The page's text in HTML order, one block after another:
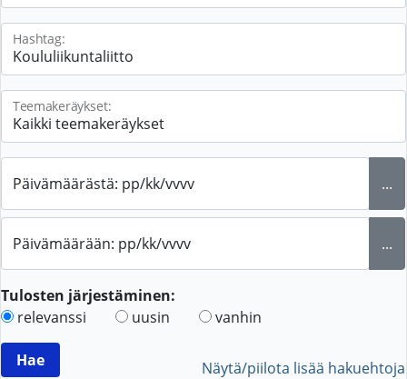
Hashtag:
Teemakeräykset:
Päivämäärästä: pp/kk/vvvv ...
Päivämäärään: pp/kk/vvvv ...
Tulosten järjestäminen:
relevanssi
uusin vanhin
Näytä/piilota lisää hakuehtoja